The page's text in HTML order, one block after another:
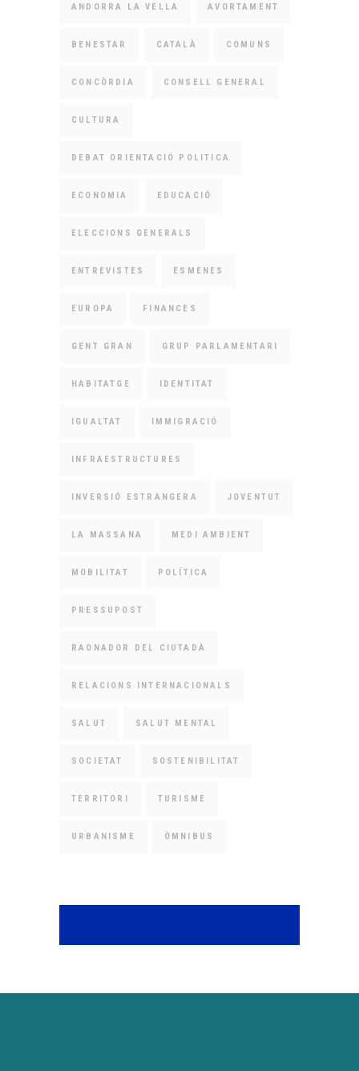
ANDORRA LA VELLA AVORTAMENT
BENESTAR CATALÀ COMUNS
CONCÒRDIA CONSELL GENERAL
CULTURA
DEBAT ORIENTACIÓ POLITICA
ECONOMIA EDUCACIÓ
ELECCIONS GENERALS
ENTREVISTES ESMENES
EUROPA FINANCES
GENT GRAN GRUP PARLAMENTARI
HABITATGE IDENTITAT
IGUALTAT IMMIGRACIÓ
INFRAESTRUCTURES
INVERSIÓ ESTRANGERA JOVENTUT
LA MASSANA MEDI AMBIENT
MOBILITAT POLÍTICA
PRESSUPOST
RAONADOR DEL CIUTADÀ
RELACIONS INTERNACIONALS
SALUT SALUT MENTAL
SOCIETAT SOSTENIBILITAT
TERRITORI TURISME
URBANISME ÒMNIBUS